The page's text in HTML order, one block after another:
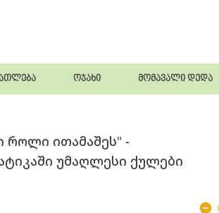
ოჯახი მომავალი დედა
როლი ითამაშეს" -
უმაღლესი ქულები